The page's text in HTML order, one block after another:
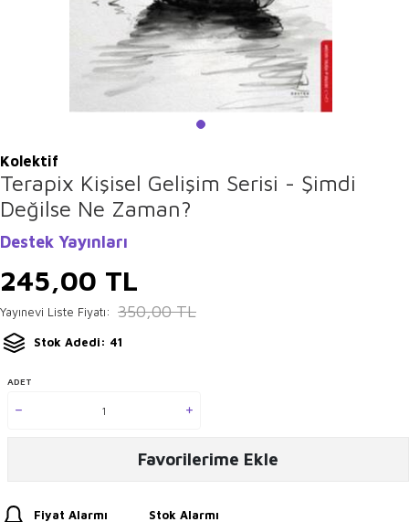
Kolektif
Terapix Kişisel Gelişim Serisi - Şimdi
Değilse Ne Zaman?
Destek Yayınları
245,00 TL
Yayınevi Liste Fiyatı: 350,00TL
Stok Adedi: 41
ADET
Favorilerime Ekle
Fiyat Alarmı Stok Alarmı